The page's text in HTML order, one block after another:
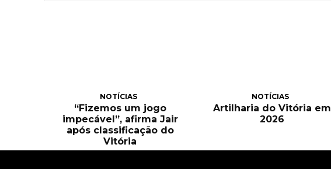
NOTÍCIAS
“Fizemos um jogo
impecável”, afirma Jair
após classificação do
Vitória
NOTÍCIAS
Artilharia do Vitória em
2026